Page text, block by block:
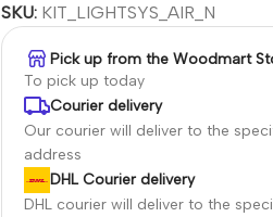
SKU: KIT_LIGHTSYS_AIR_N
Pick up from the Woodmart
To pick up today
Courier delivery
Our courier will deliver to the
address
DHL Courier delivery
DHL courier will deliver to the